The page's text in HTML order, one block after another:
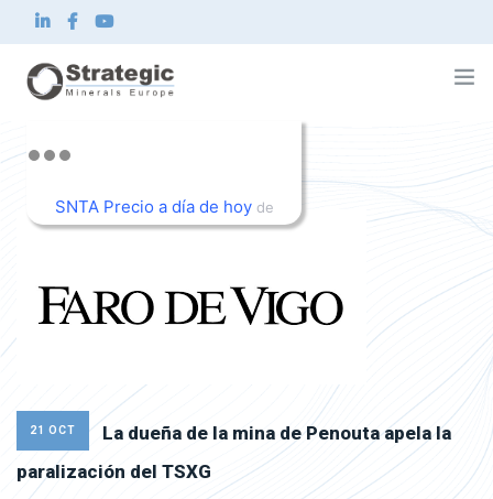
Strategic Minerals Europe Corp.
Qué hacemos
Innovación
Contacto
ES
SNTA Precio a día de hoyde
21 OCT
La dueña de la mina de Penouta apela la
paralización del TSXG